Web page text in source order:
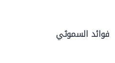
فوائد السموثي